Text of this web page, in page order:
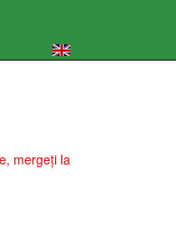
mergeți la